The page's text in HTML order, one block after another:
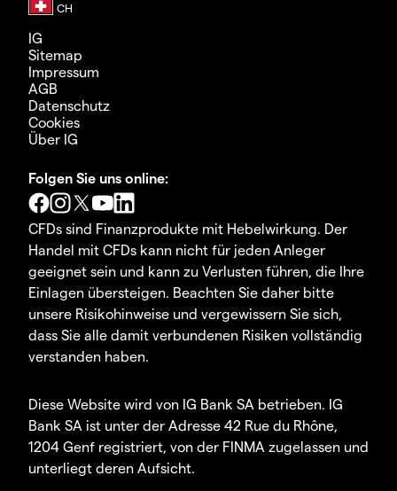
IG
Sitemap
Impressum
AGB
Datenschutz
Cookies
Über IG
Folgen Sie uns online:
CFDs sind Finanzprodukte mit Hebelwirkung. Der
Handel mit CFDs kann nicht für jeden Anleger
geeignet sein und kann zu Verlusten führen, die Ihre
Einlagen übersteigen. Beachten Sie daher bitte
unsere Risikohinweise und vergewissern Sie sich,
dass Sie alle damit verbundenen Risiken vollständig
verstanden haben.
Diese Website wird von IG Bank SA betrieben. IG
Bank SA ist unter der Adresse 42 Rue du Rhône,
1204 Genf registriert, von der FINMA zugelassen und
unterliegt deren Aufsicht.